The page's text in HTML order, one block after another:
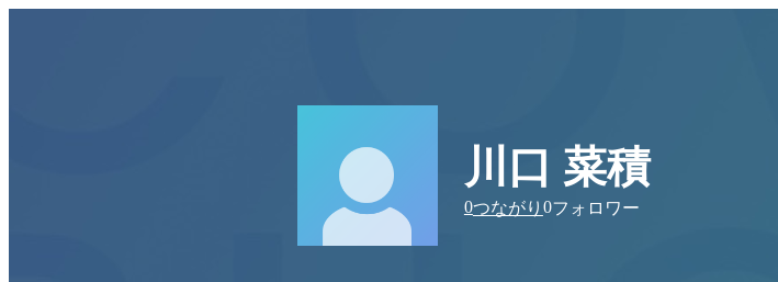
川口 菜積
0つながり 0フォロワー